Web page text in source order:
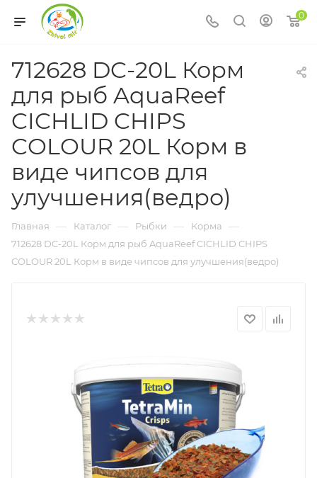
0
712628 DC-20L Корм
для рыб AquaReef
CICHLID CHIPS
COLOUR 20L Корм в
виде чипсов для
улучшения(ведро)
Главная — Каталог — Рыбки — Корма —
712628 DC-20L Корм для рыб AquaReef CICHLID CHIPS
COLOUR 20L Корм в виде чипсов для улучшения(ведро)